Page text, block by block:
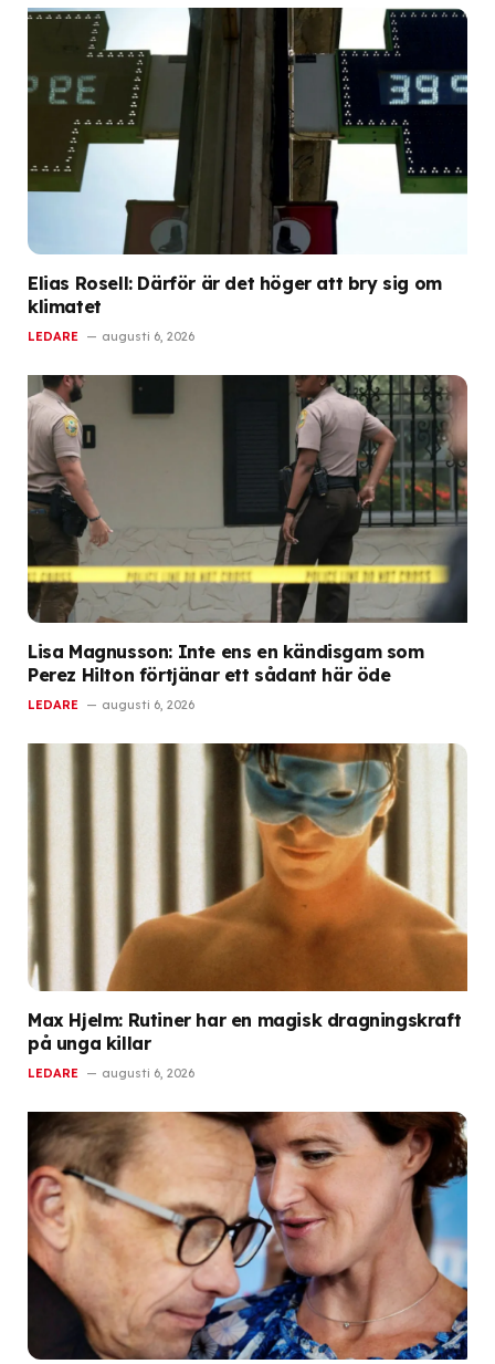
Elias Rosell: Därför är det höger att bry sig om
klimatet
LEDARE augusti 6, 2026
Lisa Magnusson: Inte ens en kändisgam som
Perez Hilton förtjänar ett sådant här öde
LEDARE augusti 6, 2026
Max Hjelm: Rutiner har en magisk dragningskraft
på unga killar
LEDARE augusti 6, 2026